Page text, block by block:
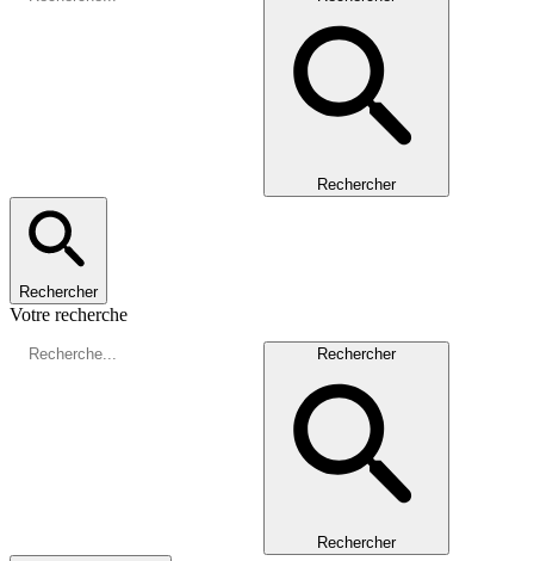
Rechercher
Rechercher
Votre recherche
Rechercher
Rechercher